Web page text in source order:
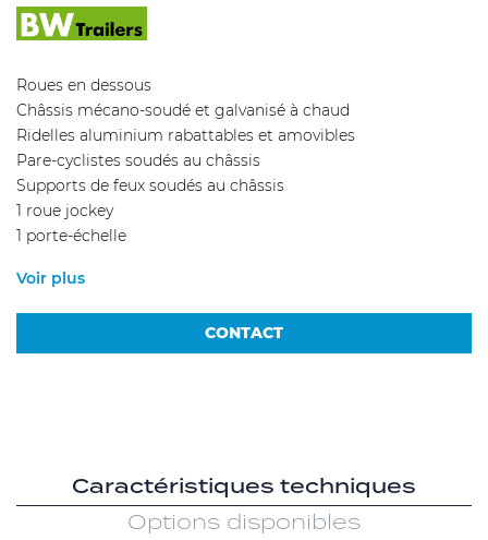
Roues en dessous
Châssis mécano-soudé et galvanisé à chaud
Ridelles aluminium rabattables et amovibles
Pare-cyclistes soudés au châssis
Supports de feux soudés au châssis
1 roue jockey
1 porte-échelle
Voir plus
CONTACT
Caractéristiques techniques
Options disponibles